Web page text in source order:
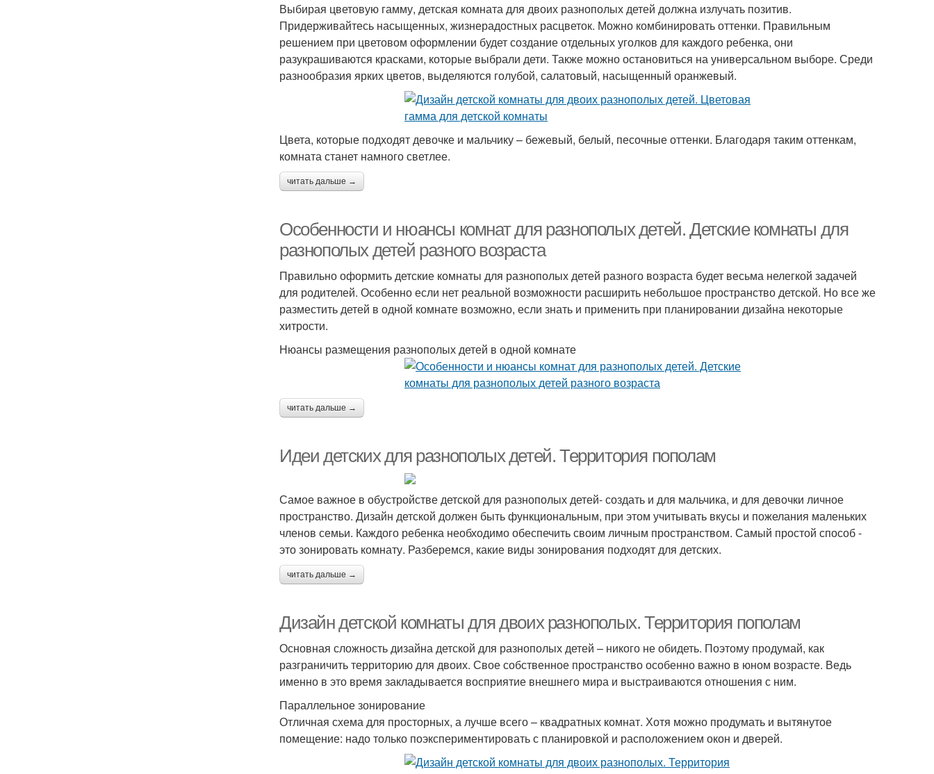
Выбирая цветовую гамму, детская комната для двоих разнополых детей должна излучать позитив.
Придерживайтесь насыщенных, жизнерадостных расцветок. Можно комбинировать оттенки. Правильным
решением при цветовом оформлении будет создание отдельных уголков для каждого ребенка, они
разукрашиваются красками, которые выбрали дети. Также можно остановиться на универсальном выборе. Среди
разнообразия ярких цветов, выделяются голубой, салатовый, насыщенный оранжевый.
Цвета, которые подходят девочке и мальчику – бежевый, белый, песочные оттенки. Благодаря таким оттенкам,
комната станет намного светлее.
читать дальше →
Особенности и нюансы комнат для разнополых детей. Детские комнаты для
разнополых детей разного возраста
Правильно оформить детские комнаты для разнополых детей разного возраста будет весьма нелегкой задачей
для родителей. Особенно если нет реальной возможности расширить небольшое пространство детской. Но все же
разместить детей в одной комнате возможно, если знать и применить при планировании дизайна некоторые
хитрости.
Нюансы размещения разнополых детей в одной комнате
читать дальше →
Идеи детских для разнополых детей. Территория пополам
Самое важное в обустройстве детской для разнополых детей- создать и для мальчика, и для девочки личное
пространство. Дизайн детской должен быть функциональным, при этом учитывать вкусы и пожелания маленьких
членов семьи. Каждого ребенка необходимо обеспечить своим личным пространством. Самый простой способ -
это зонировать комнату. Разберемся, какие виды зонирования подходят для детских.
читать дальше →
Дизайн детской комнаты для двоих разнополых. Территория пополам
Основная сложность дизайна детской для разнополых детей – никого не обидеть. Поэтому продумай, как
разграничить территорию для двоих. Свое собственное пространство особенно важно в юном возрасте. Ведь
именно в это время закладывается восприятие внешнего мира и выстраиваются отношения с ним.
Параллельное зонирование
Отличная схема для просторных, а лучше всего – квадратных комнат. Хотя можно продумать и вытянутое
помещение: надо только поэкспериментировать с планировкой и расположением окон и дверей.